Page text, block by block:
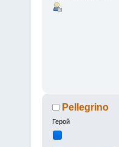
Pellegrino
Герой